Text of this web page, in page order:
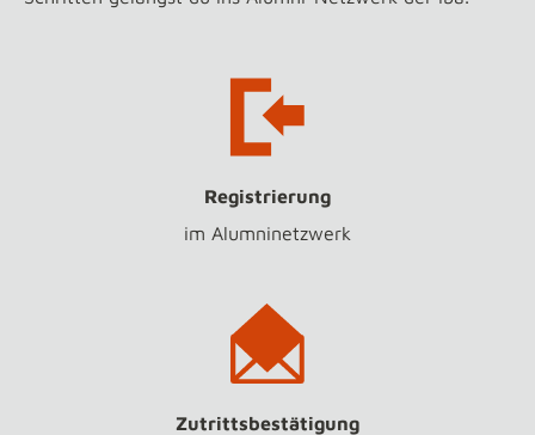
Registrierung
im Alumninetzwerk
Zutrittsbestätigung